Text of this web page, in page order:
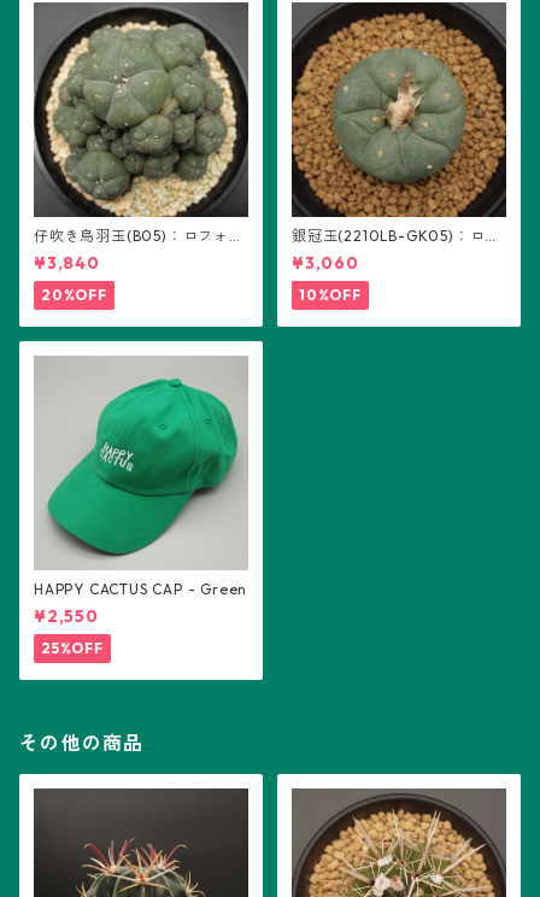
仔吹き烏羽玉(B05)：ロフォフ
ォラ属
¥3,840
20%OFF
銀冠玉(2210LB-GK05)：ロフ
ォフォラ属 ※実生
¥3,060
10%OFF
HAPPY CACTUS CAP - Green
¥2,550
25%OFF
その他の商品